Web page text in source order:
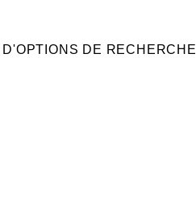
D'OPTIONS DE RECHERCHE